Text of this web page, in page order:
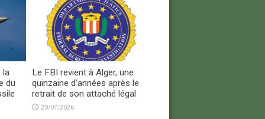
la
du
Le FBI revient à Alger, une
quinzaine d’années après le
retrait de son attaché légal
20/07/2026